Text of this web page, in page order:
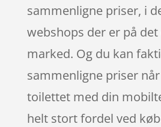
sammenligne priser, i
webshops der er på
marked. Og du kan
sammenligne priser
toilettet med din
helt stort fordel ved